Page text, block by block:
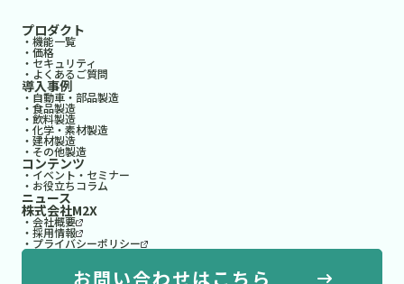
プロダクト
・機能一覧
・価格
・セキュリティ
・よくあるご質問
導入事例
・自動車・部品製造
・食品製造
・飲料製造
・化学・素材製造
・建材製造
・その他製造
コンテンツ
・イベント・セミナー
・お役立ちコラム
ニュース
株式会社M2X
・会社概要
・採用情報
・プライバシーポリシー
お問い合わせはこちら